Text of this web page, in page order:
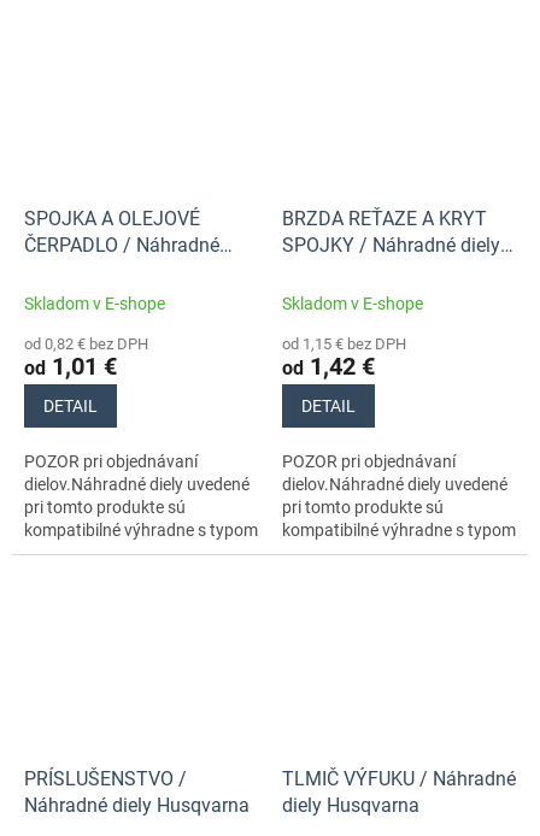
SPOJKA A OLEJOVÉ
ČERPADLO / Náhradné
Skladom v E-shope
od 0,82 € bez DPH
od 1,01 €
DETAIL
POZOR pri objednávaní
dielov.Náhradné diely uvedené
pri tomto produkte sú
kompatibilné výhradne s typom
stroja s číslom 970657015
BRZDA REŤAZE A KRYT
SPOJKY / Náhradné diely
Skladom v E-shope
od 1,15 € bez DPH
od 1,42 €
DETAIL
POZOR pri objednávaní
dielov.Náhradné diely uvedené
pri tomto produkte sú
kompatibilné výhradne s typom
stroja s číslom 970657015
PRÍSLUŠENSTVO /
Náhradné diely Husqvarna
TLMIČ VÝFUKU / Náhradné
diely Husqvarna